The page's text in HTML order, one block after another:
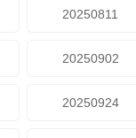
20250811
20250902
20250924